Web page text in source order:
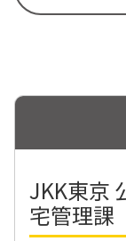
JKK東京
宅管理課